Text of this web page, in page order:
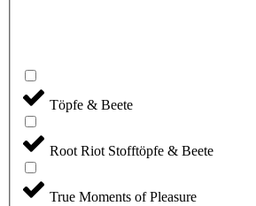
Töpfe & Beete
Root Riot Stofftöpfe & Beete
True Moments of Pleasure